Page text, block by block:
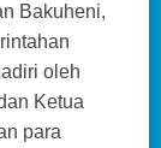
Bakuheni,
oleh
Ketua
para